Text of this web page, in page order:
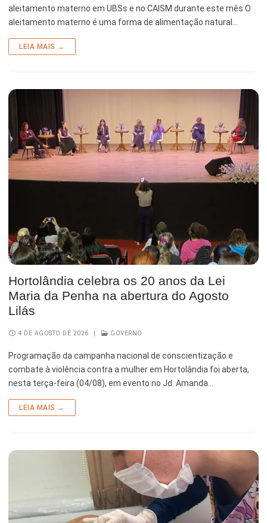
aleitamento materno em UBSs e no CAISM durante este mês O
aleitamento materno é uma forma de alimentação natural…
LEIA MAIS →
Hortolândia celebra os 20 anos da Lei
Maria da Penha na abertura do Agosto
Lilás
4 DE AGOSTO DE 2026 GOVERNO
Programação da campanha nacional de conscientização e
combate à violência contra a mulher em Hortolândia foi aberta,
nesta terça-feira (04/08), em evento no Jd. Amanda…
LEIA MAIS →